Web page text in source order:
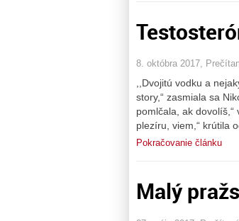
8. októbra 2017,
,,Dvojitú vodku a
story,“ zasmiala sa
pomlčala, ak
plezíru, viem,“ krútila
Pokračovanie článku
Malý